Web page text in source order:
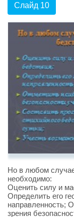
Слайд 10
Но в любом
необходимо:
Оценить силу и
Определить его
направленность;
зрения